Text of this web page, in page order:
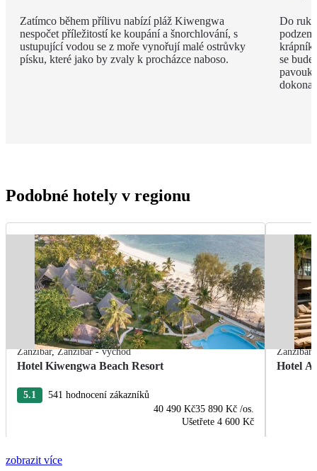
Zatímco během přílivu nabízí pláž Kiwengwa
nespočet příležitostí ke koupání a šnorchlování, s
ustupující vodou se z moře vynořují malé ostrůvky
písku, které jako by zvaly k procházce naboso.
Do
se
Podobné hotely v regionu
Zanzibar,Zanzibar - východ
Hotel Kiwengwa Beach Resort
5.1
541 hodnocení zákazníků
40 490 Kč35 890 Kč /os.
Ušetřete 4 600 Kč
Zanzibar
Hotel
zobrazit více